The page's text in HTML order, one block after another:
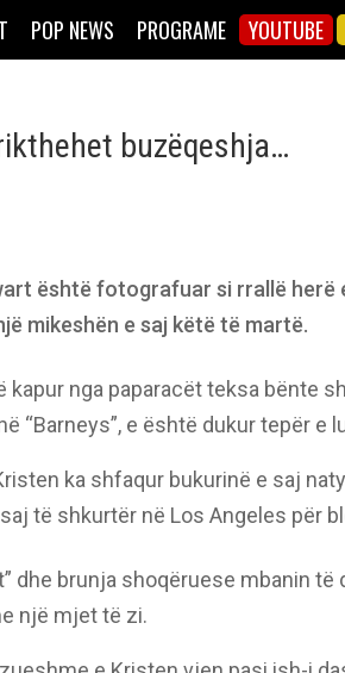
POP NEWS PROGRAME YOUTUBE
buzëqeshja…
është fotografuar si rrallë herë
mikeshën e saj këtë të martë.
kapur nga paparacët teksa bënte
“Barneys”, e është dukur tepër
ka shfaqur bukurinë e saj
të shkurtër në Los Angeles për
dhe brunja shoqëruese mbanin
një mjet të zi.